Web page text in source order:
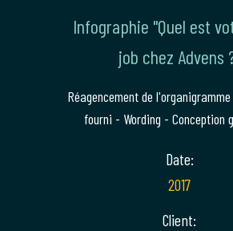
Infographie "Quel est
job chez Advens
Réagencement de
fourni - Wording - Conception
Date:
2017
Client: